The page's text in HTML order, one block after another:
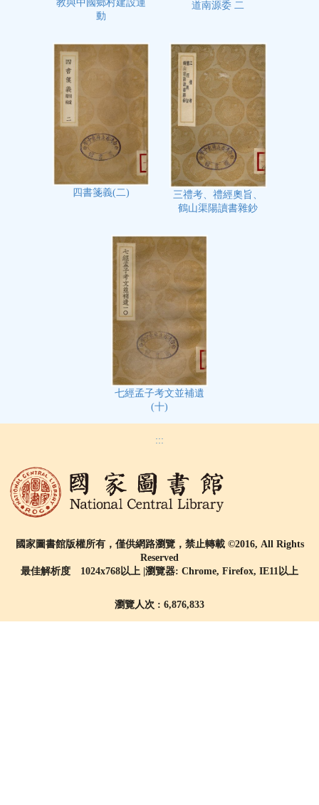
教與中國鄉村建設運
動
道南源委 二
四書箋義(二)
三禮考、禮經奧旨、
鶴山渠陽讀書雜鈔
七經孟子考文並補遺
(十)
:::
國家圖書館版權所有，僅供網路瀏覽，禁止轉載 ©2016, All Rights
Reserved
最佳解析度 1024x768以上 |瀏覽器: Chrome, Firefox, IE11以上
瀏覽人次 : 6,876,833